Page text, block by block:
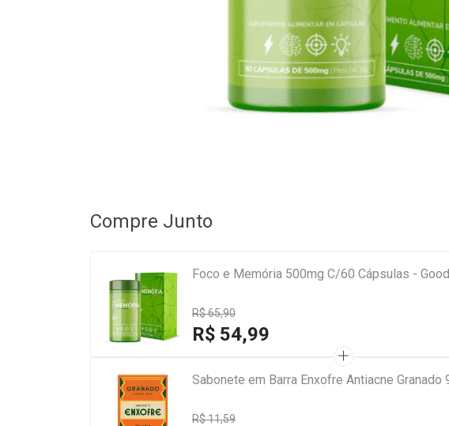
Compre Junto
Foco e Memória 500mg C/60 Cápsulas -
R$ 65,90
R$ 54,99
Sabonete em Barra Enxofre Antiacne Granado
R$ 11,59